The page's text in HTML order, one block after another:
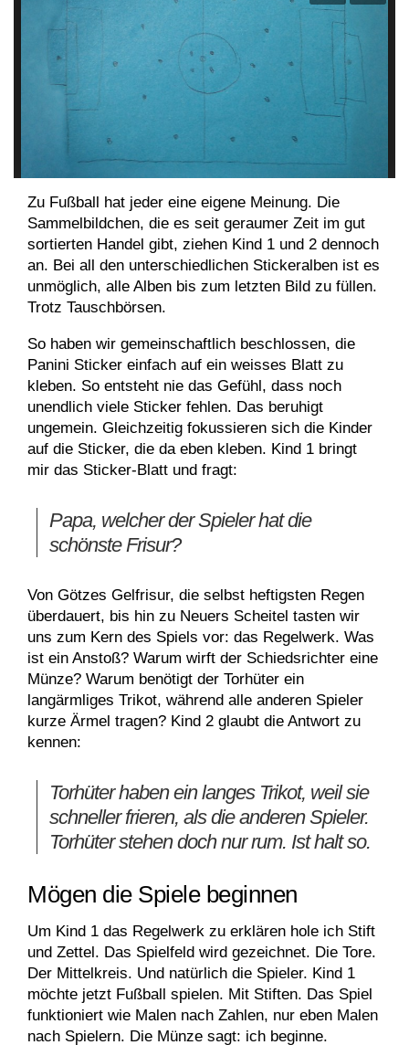
Zu Fußball hat jeder eine eigene Meinung. Die
Sammelbildchen, die es seit geraumer Zeit im gut
sortierten Handel gibt, ziehen Kind 1 und 2 dennoch
an. Bei all den unterschiedlichen Stickeralben ist es
unmöglich, alle Alben bis zum letzten Bild zu füllen.
Trotz Tauschbörsen.
So haben wir gemeinschaftlich beschlossen, die
Panini Sticker einfach auf ein weisses Blatt zu
kleben. So entsteht nie das Gefühl, dass noch
unendlich viele Sticker fehlen. Das beruhigt
ungemein. Gleichzeitig fokussieren sich die Kinder
auf die Sticker, die da eben kleben. Kind 1 bringt
mir das Sticker-Blatt und fragt:
Papa, welcher der Spieler hat die
schönste Frisur?
Von Götzes Gelfrisur, die selbst heftigsten Regen
überdauert, bis hin zu Neuers Scheitel tasten wir
uns zum Kern des Spiels vor: das Regelwerk. Was
ist ein Anstoß? Warum wirft der Schiedsrichter eine
Münze? Warum benötigt der Torhüter ein
langärmliges Trikot, während alle anderen Spieler
kurze Ärmel tragen? Kind 2 glaubt die Antwort zu
kennen:
Torhüter haben ein langes Trikot, weil sie
schneller frieren, als die anderen Spieler.
Torhüter stehen doch nur rum. Ist halt so.
Mögen die Spiele beginnen
Um Kind 1 das Regelwerk zu erklären hole ich Stift
und Zettel. Das Spielfeld wird gezeichnet. Die Tore.
Der Mittelkreis. Und natürlich die Spieler. Kind 1
möchte jetzt Fußball spielen. Mit Stiften. Das Spiel
funktioniert wie Malen nach Zahlen, nur eben Malen
nach Spielern. Die Münze sagt: ich beginne.